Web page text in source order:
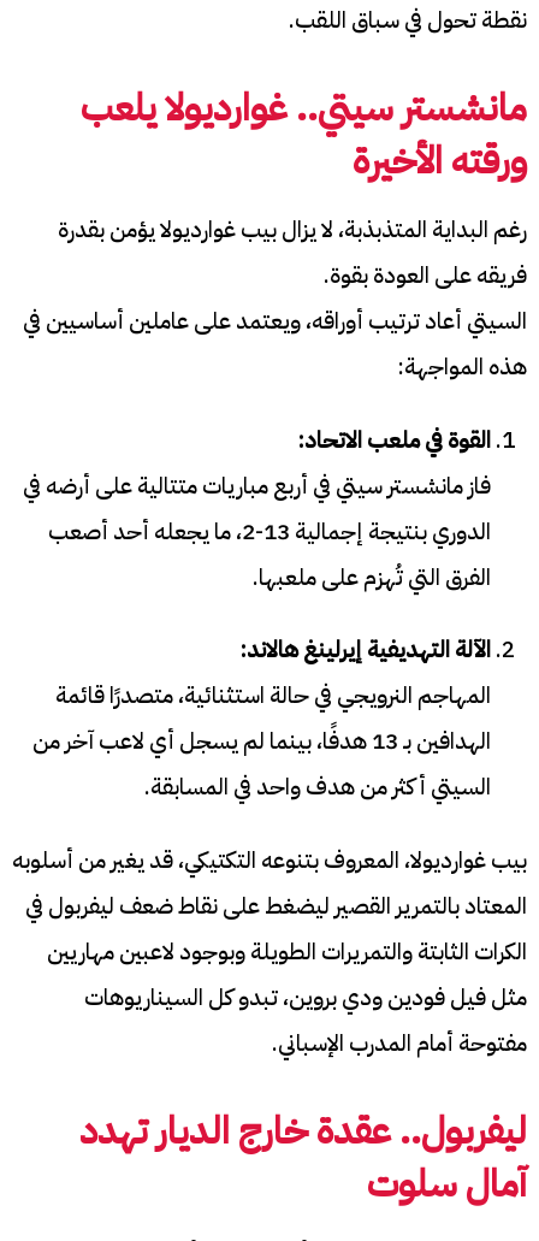
نقطة تحول في سباق اللقب.
مانشستر سيتي.. غوارديولا يلعب
ورقته الأخيرة
رغم البداية المتذبذبة، لا يزال بيب غوارديولا يؤمن بقدرة
فريقه على العودة بقوة.
السيتي أعاد ترتيب أوراقه، ويعتمد على عاملين أساسيين في
هذه المواجهة:
القوة في ملعب الاتحاد:
فاز مانشستر سيتي في أربع مباريات متتالية على أرضه في
الدوري بنتيجة إجمالية 13-2، ما يجعله أحد أصعب
الفرق التي تُهزم على ملعبها.
الآلة التهديفية إيرلينغ هالاند:
المهاجم النرويجي في حالة استثنائية، متصدرًا قائمة
الهدافين بـ 13 هدفًا، بينما لم يسجل أي لاعب آخر من
السيتي أكثر من هدف واحد في المسابقة.
بيب غوارديولا، المعروف بتنوعه التكتيكي، قد يغير من أسلوبه
المعتاد بالتمرير القصير ليضغط على نقاط ضعف ليفربول في
الكرات الثابتة والتمريرات الطويلة وبوجود لاعبين مهاريين
مثل فيل فودين ودي بروين، تبدو كل السيناريوهات
مفتوحة أمام المدرب الإسباني.
ليفربول.. عقدة خارج الديار تهدد
آمال سلوت